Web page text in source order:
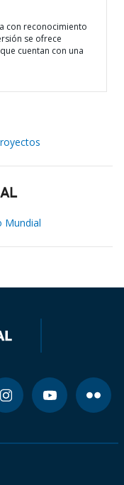
con reconocimiento
se ofrece
cuentan con una
Mundial